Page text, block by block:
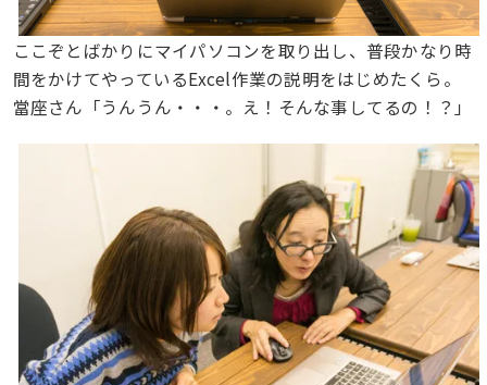
ここぞとばかりにマイパソコンを取り出し、普段かなり時
間をかけてやっているExcel作業の説明をはじめたくら。
當座さん「うんうん・・・。え！そんな事してるの！？」